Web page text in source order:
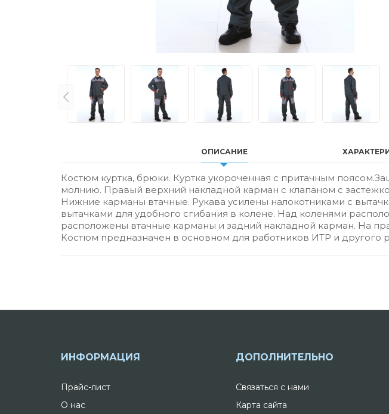
ОПИСАНИЕ
Костюм куртка, брюки. Куртка укороченная с притачным
молнию. Правый верхний накладной карман с клапаном с
Нижние карманы втачные. Рукава усилены налокотниками с
вытачками для удобного сгибания в колене. Над коленями
расположены втачные карманы и задний накладной карман. На
Костюм предназначен в основном для работников ИТР и другого
ИНФОРМАЦИЯ
Прайс-лист
О нас
ДОПОЛНИТЕЛЬНО
Связаться с нами
Карта сайта